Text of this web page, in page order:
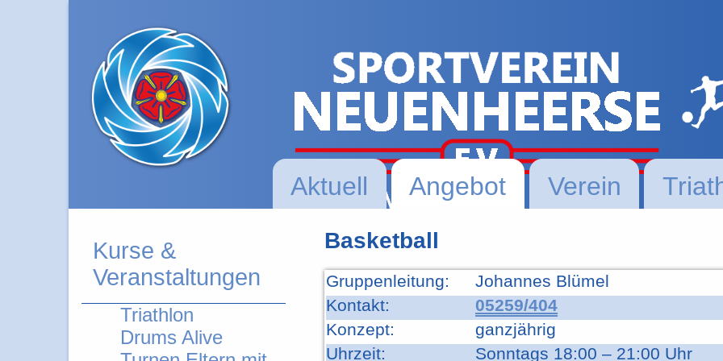
Aktuell Angebot Verein
Kurse &
Veranstaltungen
Triathlon
Drums Alive
Basketball
Gruppenleitung:
Johannes Blümel
Kontakt:
05259/404
Konzept:
ganzjährig
Uhrzeit:
Sonntags 18:00 – 21:00 Uhr